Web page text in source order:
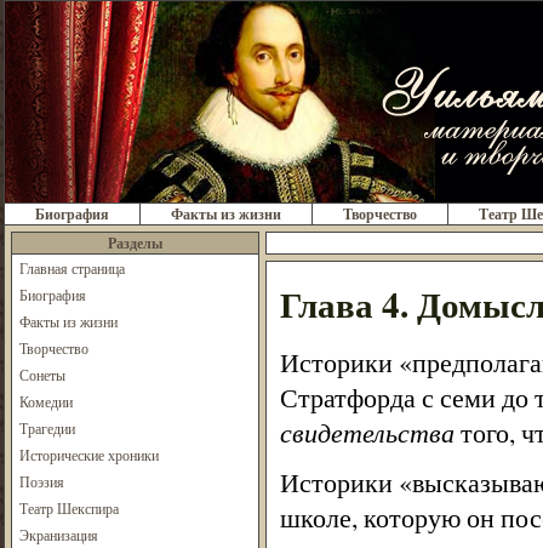
Биография Факты из жизни Творчество
Театр
Разделы
Главная страница
Биография
Факты из жизни
Творчество
Сонеты
Комедии
Трагедии
Исторические хроники
Поэзия
Театр Шекспира
Экранизация
Глава 4.
Историки
Стратфорда с семи до
свидетельства того,
Историки
школе, которую он